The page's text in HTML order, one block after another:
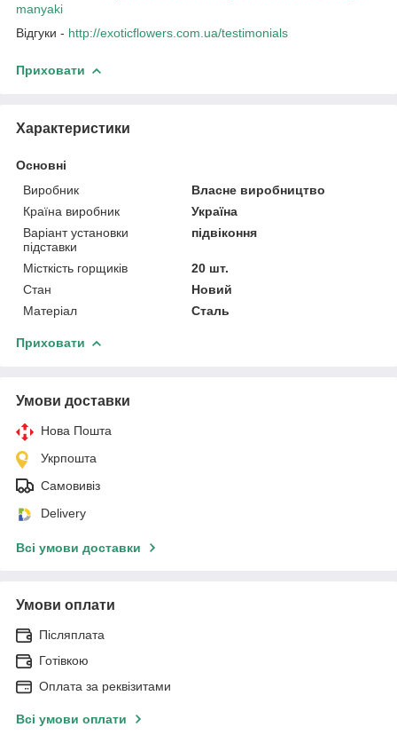
manyaki​
Відгуки - http://exoticflowers.com.ua/testimonials
Приховати
Характеристики
Основні
Виробник
Власне виробництво
Країна виробник
Україна
Варіант установки
підставки
підвіконня
Місткість горщиків
20 шт.
Стан
Новий
Матеріал
Сталь
Приховати
Умови доставки
Нова Пошта
Укрпошта
Самовивіз
Delivery
Всі умови доставки
Умови оплати
Післяплата
Готівкою
Оплата за реквізитами
Всі умови оплати